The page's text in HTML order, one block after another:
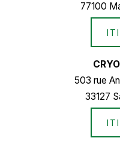
77100
503 rue
33127